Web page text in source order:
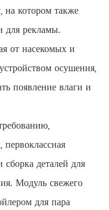
на котором также
для рекламы.
от насекомых и
осушения,
появление влаги и
сборка деталей для
Модуль свежего
для пара